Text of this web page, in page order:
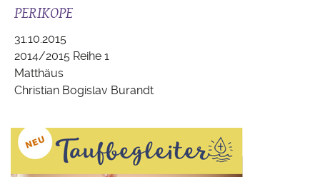
PERIKOPE
31.10.2015
2014/2015 Reihe 1
Matthäus
Christian Bogislav Burandt